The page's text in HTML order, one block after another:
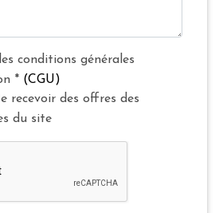
conditions générales
* (CGU)
recevoir des offres des
du site